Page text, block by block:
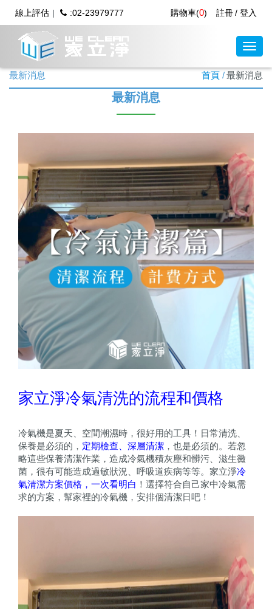
線上評估 :02-23979777 註冊 登入
購物車(0)
最新消息 首頁 最新消息
最新消息
家立淨冷氣清洗的流程和價格
冷氣機是夏天、空間潮濕時，很好用的工具！日常清洗、
保養是必須的， 定期檢查、深層清潔 ，也是必須的。若忽
略這些保養清潔作業，造成冷氣機積灰塵和髒污、滋生黴
菌，很有可能造成過敏狀況、呼吸道疾病等等。家立淨冷
氣清潔方案價格，一次看明白 ！選擇符合自己家中冷氣需
求的方案，幫家裡的冷氣機，安排個清潔日吧！